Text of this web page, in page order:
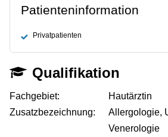
Patienteninformation
Privatpatienten
Qualifikation
Fachgebiet:
Hautärztin
Zusatzbezeichnung:
Allergologie,
Venerologie